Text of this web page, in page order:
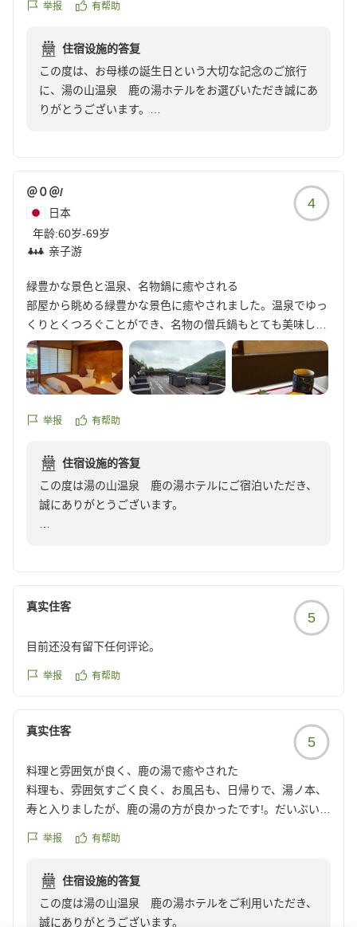
とができ、両親とも満足していました。夕食の際に誕生祝い
くなど、細やかなサービスにも満足しています。落ち着いた
部屋でゆっくり宿泊できたことも憂い気宇思っています。
クチコミの詳細はこちらから
https://review.travel.rakuten.co.jp/hotel/voice/13536?
举报 有帮助
住宿设施的答复
この度は、お母様の誕生日という大切な記念のご旅行
に、湯の山温泉 鹿の湯ホテルをお選びいただき誠にあ
りがとうございます。
した。
お部屋の露天風呂でゆっくりと温泉をお楽しみいただけ
たとのこと、また、お食事の際にもご家族皆様で和やか
なひとときをお過ごしいただけたご様子に、私共も安堵
当日はささやかなお祝いではございましたが、お写真や
記念品をお渡しした際のご両親の笑顔を拝見でき、私共
にとっても心温まる時間となりました。
今後も、皆様に心からおくつろぎいただける空間をご提
供できるよう、サービスの向上に努めてまいります。
またのお越しを心よりお待ち申し上げております。
湯の山温泉 鹿の湯ホテル スタッフ一同
＠０＠/
日本
年龄:60岁-69岁
亲子游
4
緑豊かな景色と温泉、名物鍋に癒やされる
部屋から眺める緑豊かな景色に癒やされました。温泉でゆっ
くりとくつろぐことができ、名物の僧兵鍋もとても美味しか
ったです。スタッフの方の接客も丁寧で、気持ちの良い滞在
になりました。
他の画像やクチコミの詳細はこちらから
reviewId=33123478164264
举报 有帮助
住宿设施的答复
この度は湯の山温泉 鹿の湯ホテルにご宿泊いただき、
誠にありがとうございます。
たのであれば幸いです。
また、スタッフの接客につきましても温かいお言葉をい
ただき、身の引き締まる思いです。お客様からのこのよ
お越しいただくと、また違った趣をお楽しみいただける
またお会いできる日を楽しみにしております。
湯の山温泉 鹿の湯ホテル
真实住客
5
目前还没有留下任何评论。
举报 有帮助
真实住客
5
料理と雰囲気が良く、鹿の湯で癒やされた
料理も、雰囲気すごく良く、お風呂も、日帰りで、湯ノ本、
寿と入りましたが、鹿の湯の方が良かったです!。だいぶいや
他の画像やクチコミの詳細はこちらから
reviewId=33123478137691
举报 有帮助
住宿设施的答复
この度は湯の山温泉 鹿の湯ホテルをご利用いただき、
誠にありがとうございます。